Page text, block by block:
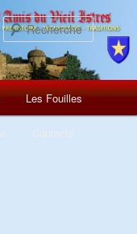
Les Fouilles